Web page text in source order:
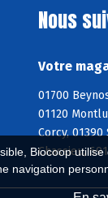
Biocoop
navigation
Nous
Votre
01700
01120
Corcy,
Chassieu,